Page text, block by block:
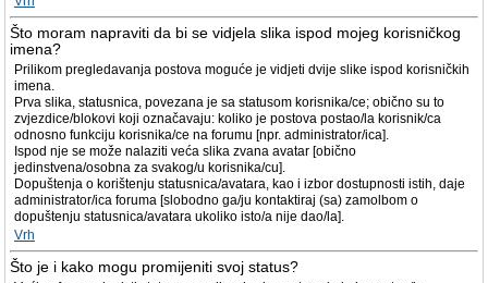
Što moram napraviti da bi se vidjela slika ispod mojeg korisničkog
imena?
Prilikom pregledavanja postova moguće je vidjeti dvije slike ispod korisničkih
imena.
Prva slika, statusnica, povezana je sa statusom korisnika/ce; obično su to
zvjezdice/blokovi koji označavaju: koliko je postova postao/la korisnik/ca
odnosno funkciju korisnika/ce na forumu [npr. administrator/ica].
Ispod nje se može nalaziti veća slika zvana avatar [obično
jedinstvena/osobna za svakog/u korisnika/cu].
Dopuštenja o korištenju statusnica/avatara, kao i izbor dostupnosti istih, daje
administrator/ica foruma [slobodno ga/ju kontaktiraj (sa) zamolbom o
dopuštenju statusnica/avatara ukoliko isto/a nije dao/la].
Vrh
Što je i kako mogu promijeniti svoj status?